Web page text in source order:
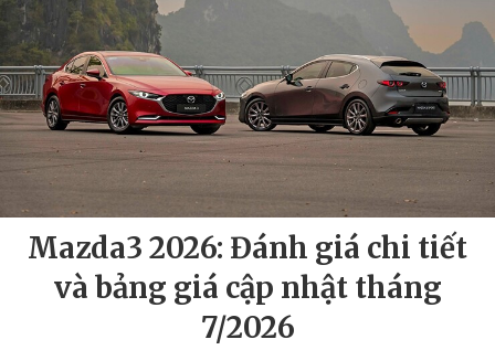
Mazda3 2026: Đánh giá chi tiết
và bảng giá cập nhật tháng
7/2026